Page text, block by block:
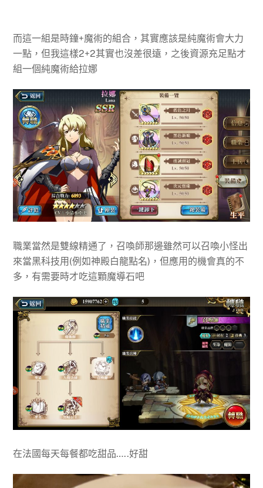
而這一組是時鐘+魔術的組合，其實應該是純魔術會大力
一點，但我這樣2+2其實也沒差很遠，之後資源充足點才
組一個純魔術給拉娜
職業當然是雙線精通了，召喚師那邊雖然可以召喚小怪出
來當黑科技用(例如神殿白龍點名)，但應用的機會真的不
多，有需要時才吃這顆魔導石吧
在法國每天每餐都吃甜品…..好甜